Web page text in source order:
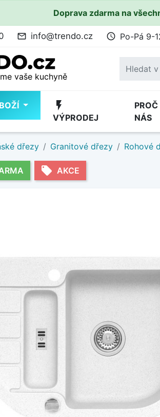
Doprava zdarma na
mail_outline info@trendo.cz access_time Po-Pá 9-
vaše kuchyně
flash_on
VÝPRODEJ
NÁS
dřezy Granitové dřezy Rohové
local_offer AKCE